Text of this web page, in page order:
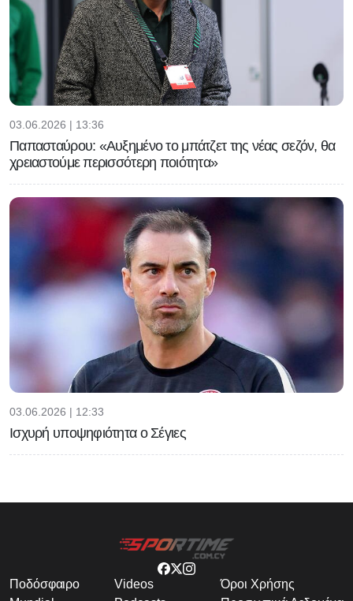
03.06.2026 | 13:36
Παπασταύρου: «Αυξημένο το μπάτζετ της νέας σεζόν, θα
χρειαστούμε περισσότερη ποιότητα»
03.06.2026 | 12:33
Ισχυρή υποψηφιότητα ο Σέγιες
Ποδόσφαιρο
Videos
Όροι Χρήσης